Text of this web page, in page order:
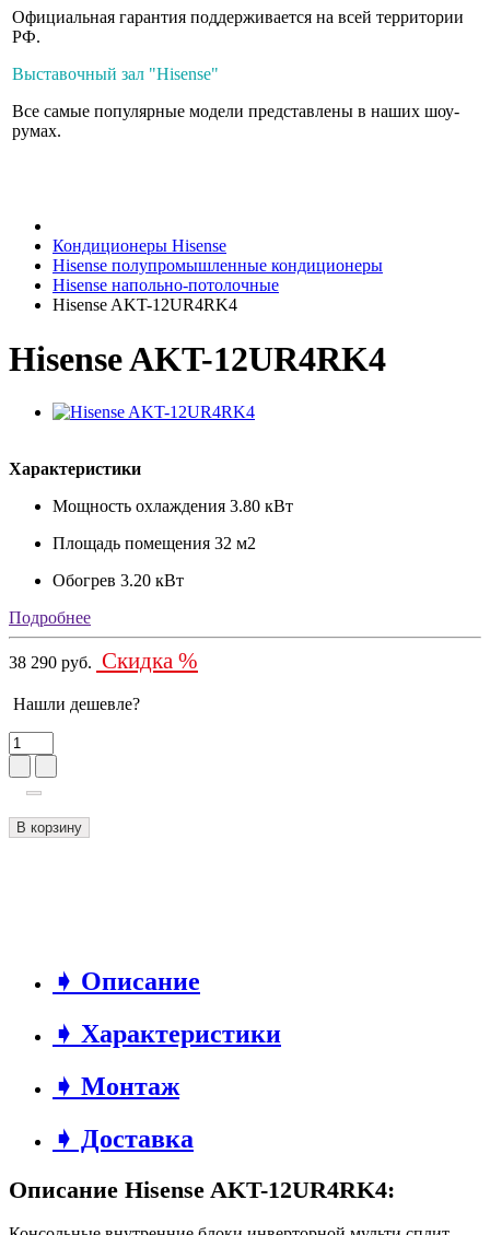
Официальная гарантия поддерживается на всей территории
РФ.
Выставочный зал "Hisense"
Все самые популярные модели представлены в наших шоу-
румах.
Кондиционеры Hisense
Hisense полупромышленные кондиционеры
Hisense напольно-потолочные
Hisense AKT-12UR4RK4
Hisense AKT-12UR4RK4
Характеристики
Мощность охлаждения 3.80 кВт
Площадь помещения 32 м2
Обогрев 3.20 кВт
Подробнее
38 290 руб. Скидка %
Нашли дешевле?
В корзину
➧ Описание
➧ Характеристики
➧ Монтаж
➧ Доставка
Описание Hisense AKT-12UR4RK4: